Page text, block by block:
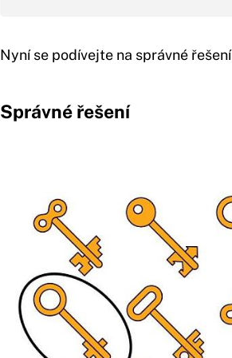
Nyní se podívejte na správné
Správné řešení